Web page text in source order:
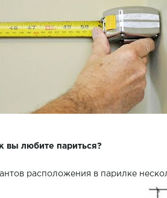
вы любите париться?
расположения в парилке